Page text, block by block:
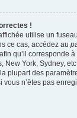
!
utilise un
ce cas, accédez au
qu’il corresponde
New York, Sydney,
plupart des
n’êtes pas